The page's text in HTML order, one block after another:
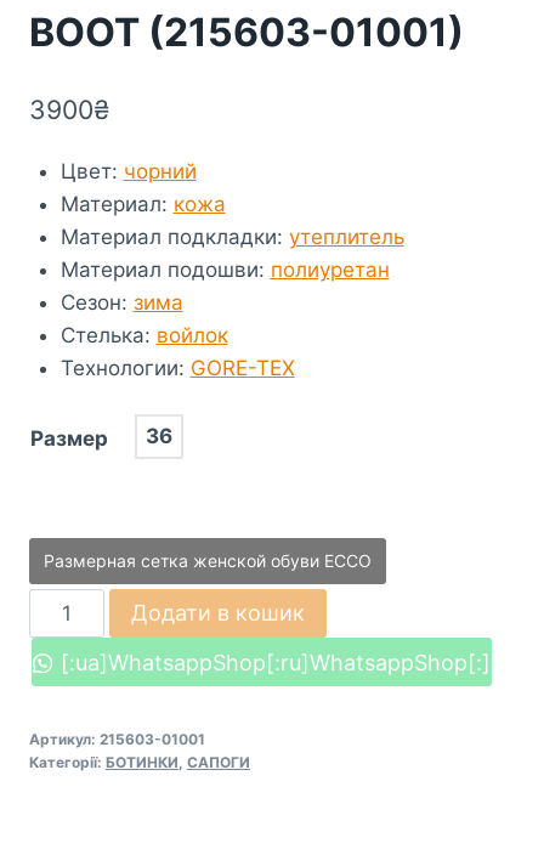
BOOT (215603-01001)
3900₴
Цвет: чорний
Материал: кожа
Материал подкладки: утеплитель
Материал подошви: полиуретан
Сезон: зима
Стелька: войлок
Технологии: GORE-TEX
Размер 36
Размерная сетка женской обуви ECCO
Черевики
ECCO
BABETT
(215603-
01001)
Додати в кошик
[:ua]WhatsappShop[:ru]WhatsappShop[:]
Артикул: 215603-01001
Категорії: БОТИНКИ, САПОГИ